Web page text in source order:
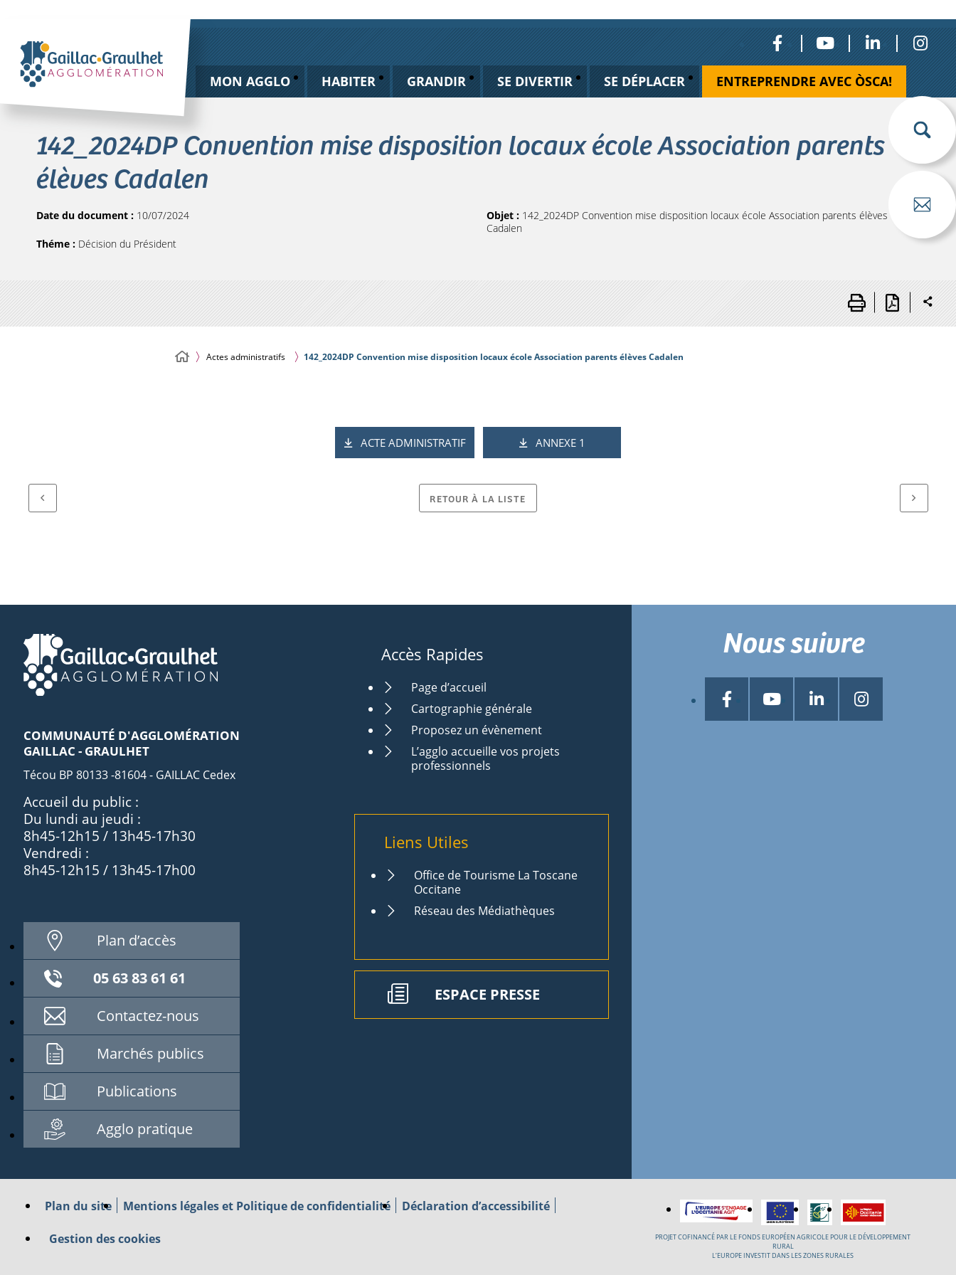
MON AGGLO HABITER GRANDIR SE DIVERTIR SE DÉPLACER ENTREPRENDRE AVEC ÒSCA!
142_2024DP Convention mise disposition locaux école Association parents
élèves Cadalen
Date du document : 10/07/2024
Théme : Décision du Président
Objet : 142_2024DP Convention mise disposition locaux école Association parents élèves
Cadalen
Actes administratifs 142_2024DP Convention mise disposition locaux école Association parents élèves Cadalen
ACTE ADMINISTRATIF ANNEXE 1
RETOUR À LA LISTE
COMMUNAUTÉ D'AGGLOMÉRATION
GAILLAC - GRAULHET
Técou BP 80133 -81604 - GAILLAC Cedex
Accueil du public :
Du lundi au jeudi :
8h45-12h15 / 13h45-17h30
Vendredi :
8h45-12h15 / 13h45-17h00
Plan d’accès
05 63 83 61 61
Contactez-nous
Marchés publics
Publications
Agglo pratique
Accès Rapides
Page d’accueil
Cartographie générale
Proposez un évènement
L’agglo accueille vos projets
professionnels
Liens Utiles
Office de Tourisme La Toscane
Occitane
Réseau des Médiathèques
ESPACE PRESSE
Nous suivre
Plan du site Mentions légales et Politique de confidentialité Déclaration d’accessibilité
Gestion des cookies
PROJET COFINANCÉ PAR LE FONDS EUROPÉEN AGRICOLE POUR LE DÉVELOPPEMENT
RURAL
L’EUROPE INVESTIT DANS LES ZONES RURALES